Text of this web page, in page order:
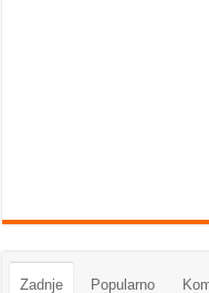
Zadnje Popularno